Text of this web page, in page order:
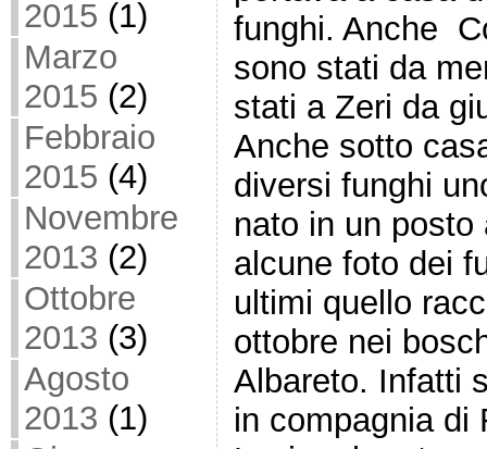
2015 (1)
Marzo
2015 (2)
Febbraio
2015 (4)
Novembre
2013 (2)
Ottobre
2013 (3)
Agosto
2013 (1)
funghi. Anche
sono stati da
stati a Zeri da
Anche sotto
diversi funghi
nato in un
alcune foto dei
ultimi quello
ottobre nei
Albareto. Infatti
in compagnia di